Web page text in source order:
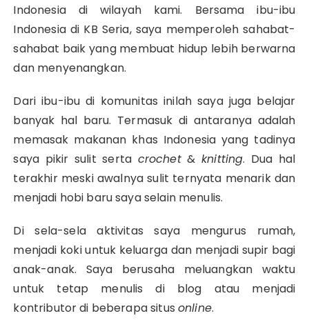
Indonesia di wilayah kami. Bersama ibu-ibu
Indonesia di KB Seria, saya memperoleh sahabat-
sahabat baik yang membuat hidup lebih berwarna
dan menyenangkan.
Dari ibu-ibu di komunitas inilah saya juga belajar
banyak hal baru. Termasuk di antaranya adalah
memasak makanan khas Indonesia yang tadinya
saya pikir sulit serta crochet&knitting. Dua hal
terakhir meski awalnya sulit ternyata menarik dan
menjadi hobi baru saya selain menulis.
Di sela-sela aktivitas saya mengurus rumah,
menjadi koki untuk keluarga dan menjadi supir bagi
anak-anak. Saya berusaha meluangkan waktu
untuk tetap menulis di blog atau menjadi
kontributor di beberapa situs online.